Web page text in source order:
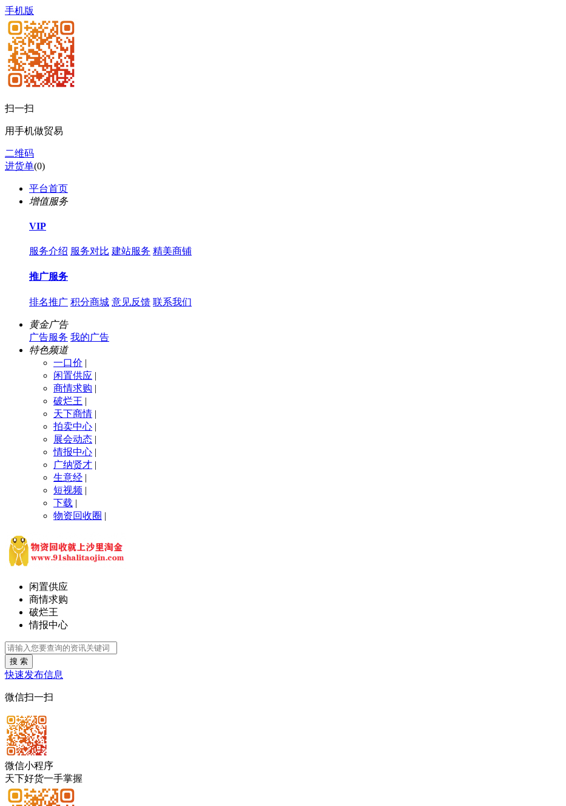
手机版
扫一扫
用手机做贸易
二维码
进货单(0)
平台首页
增值服务
VIP
服务介绍 服务对比 建站服务 精美商铺
推广服务
排名推广 积分商城 意见反馈 联系我们
黄金广告
广告服务 我的广告
特色频道
一口价 |
闲置供应 |
商情求购 |
破烂王 |
天下商情 |
拍卖中心 |
展会动态 |
情报中心 |
广纳贤才 |
生意经 |
短视频 |
下载 |
物资回收圈 |
闲置供应
商情求购
破烂王
情报中心
搜 索
快速发布信息
微信扫一扫
微信小程序
天下好货一手掌握